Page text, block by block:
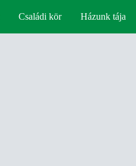
Családi kör Házunk tája